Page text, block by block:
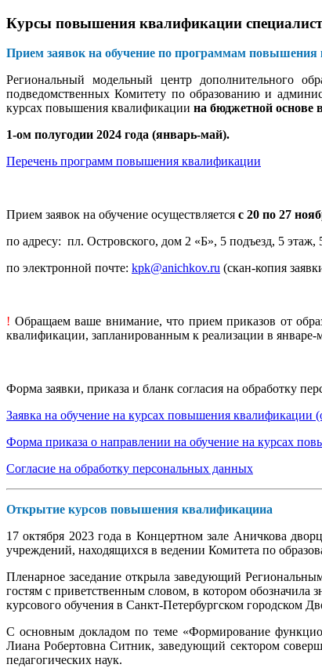
Курсы повышения квалификации
Прием заявок на обучение по программам повышения
Региональный модельный центр дополнительного
подведомственных Комитету по образованию и
курсах повышения квалификации на бюджетной основе
1-ом полугодии 2024 года (январь-май).
Перечень программ повышения квалификации
Прием заявок на обучение осуществляется с 20 по 27
по адресу: пл. Островского, дом 2 «Б», 5 подъезд, 5
по электронной почте: kpk@anichkov.ru (скан-копия
! Обращаем ваше внимание, что прием приказов от
квалификации, запланированным к реализации в январе-
Форма заявки, приказа и бланк согласия на обработку
Заявка на обучение на курсах повышения квалификации
Форма приказа о направлении на обучение на курсах
Согласие на обработку персональных данных
Открытие курсов повышения квалификацииa
17 октября 2023 года в Концертном зале Аничкова
учреждений, находящихся в ведении Комитета по
Пленарное заседание открыла заведующий
гостям с приветственным словом, в котором
курсового обучения в Санкт-Петербургском городском
С основным докладом по теме «Формирование
Лиана Робертовна Ситник, заведующий сектором
педагогических наук.